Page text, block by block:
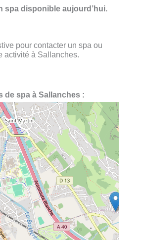
spa disponible aujourd’hui.
pour contacter un spa ou
activité à Sallanches.
de spa à Sallanches :